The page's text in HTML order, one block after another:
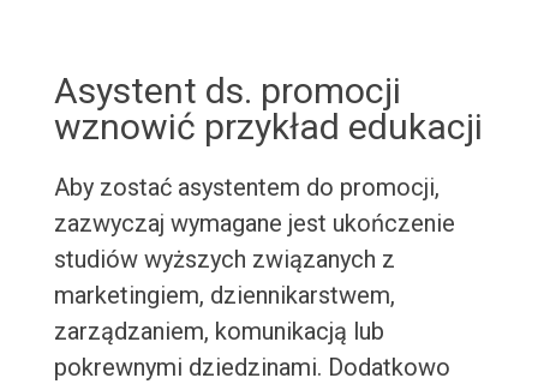
Asystent ds. promocji
wznowić przykład edukacji
Aby zostać asystentem do promocji,
zazwyczaj wymagane jest ukończenie
studiów wyższych związanych z
marketingiem, dziennikarstwem,
zarządzaniem, komunikacją lub
pokrewnymi dziedzinami. Dodatkowo